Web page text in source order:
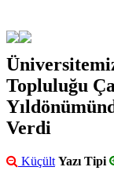
Topluluğu
Verdi
Küçült Yazı Tipi